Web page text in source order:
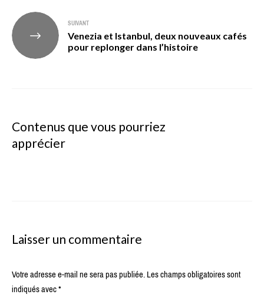
SUIVANT
Venezia et Istanbul, deux nouveaux cafés
pour replonger dans l’histoire
Contenus que vous pourriez
apprécier
Laisser un commentaire
Votre adresse e-mail ne sera pas publiée.Les champs obligatoires sont
indiqués avec*